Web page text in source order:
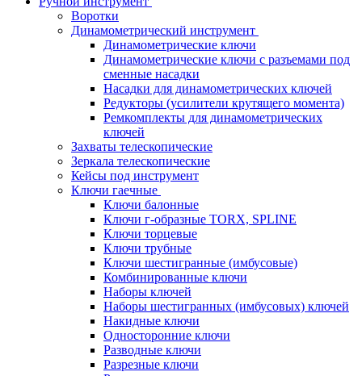
Воротки
Динамометрический инструмент
Динамометрические ключи
Динамометрические ключи с разъемами под
сменные насадки
Насадки для динамометрических ключей
Редукторы (усилители крутящего момента)
Ремкомплекты для динамометрических
ключей
Захваты телескопические
Зеркала телескопические
Кейсы под инструмент
Ключи гаечные
Ключи балонные
Ключи г-образные TORX, SPLINE
Ключи торцевые
Ключи трубные
Ключи шестигранные (имбусовые)
Комбинированные ключи
Наборы ключей
Наборы шестигранных (имбусовых) ключей
Накидные ключи
Односторонние ключи
Разводные ключи
Разрезные ключи